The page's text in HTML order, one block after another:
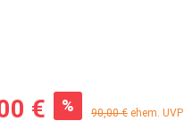
€ % Regulärer Preis:
90,00 € ehem. UVP